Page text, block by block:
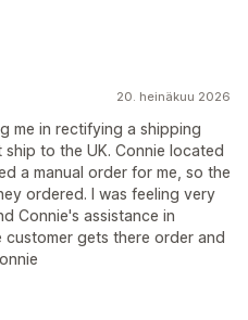
20. heinäkuu 2026
me in rectifying a shipping
to the UK. Connie located
a manual order for me, so the
ordered. I was feeling very
Connie's assistance in
customer gets there order and